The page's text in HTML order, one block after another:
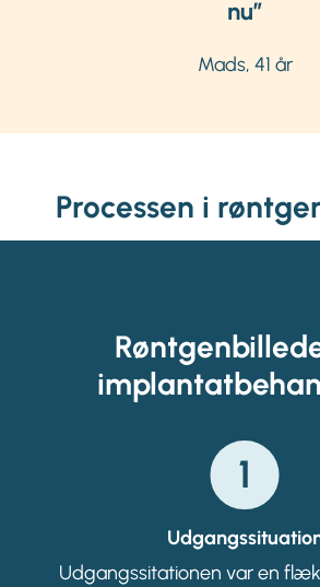
nu”
Mads, 41 år
Processen i
1
Udgangssitationen var en